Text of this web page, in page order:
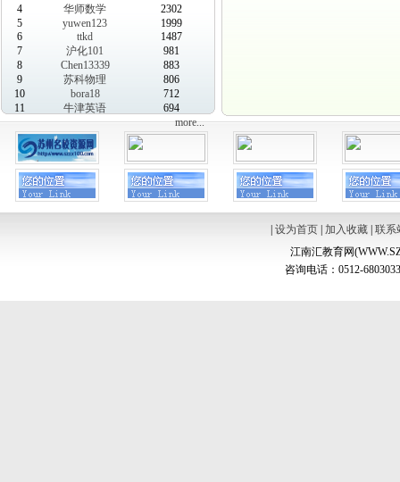
4
华师数学
2302
5
yuwen123
1999
6
ttkd
1487
7
沪化101
981
8
Chen13339
883
9
苏科物理
806
10
bora18
712
11
牛津英语
694
more...
设为首页| 加入收藏| 联系
江南汇教育网
咨询电话：0512-